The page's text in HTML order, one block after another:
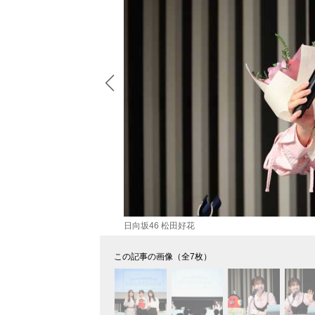
日向坂46 松田好花
この記事の画像（全7枚）